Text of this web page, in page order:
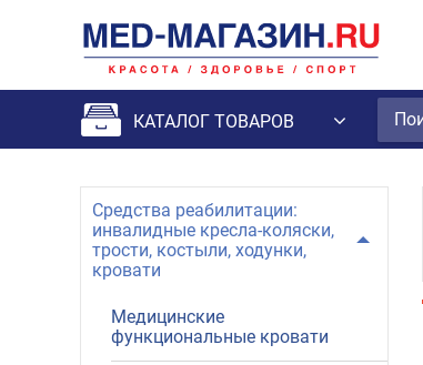
КАТАЛОГ ТОВАРОВ
Средства реабилитации:
инвалидные кресла-коляски,
трости, костыли, ходунки,
кровати
Медицинские
функциональные кровати